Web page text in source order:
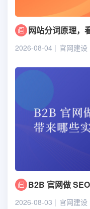
网站分词原理，
2026-08-04 官网建设
B2B 官网做
2026-08-03 官网建设